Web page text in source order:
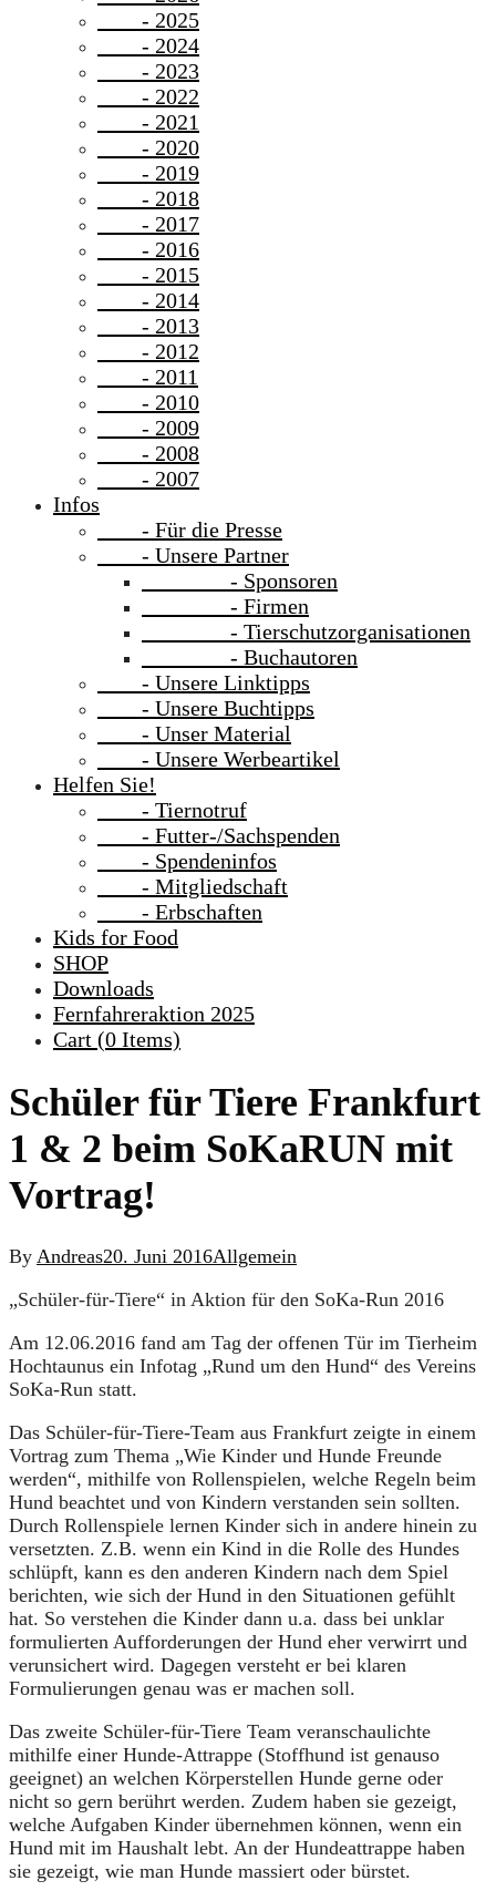
- 2025
- 2024
- 2023
- 2022
- 2021
- 2020
- 2019
- 2018
- 2017
- 2016
- 2015
- 2014
- 2013
- 2012
- 2011
- 2010
- 2009
- 2008
- 2007
Infos
- Für die Presse
- Unsere Partner
- Sponsoren
- Firmen
- Tierschutzorganisationen
- Buchautoren
- Unsere Linktipps
- Unsere Buchtipps
- Unser Material
- Unsere Werbeartikel
Helfen Sie!
- Tiernotruf
- Futter-/Sachspenden
- Spendeninfos
- Mitgliedschaft
- Erbschaften
Kids for Food
SHOP
Downloads
Fernfahreraktion 2025
Cart (0 Items)
Schüler für Tiere Frankfurt
1 & 2 beim SoKaRUN mit
Vortrag!
By Andreas20. Juni 2016Allgemein
„Schüler-für-Tiere“ in Aktion für den SoKa-Run 2016
Am 12.06.2016 fand am Tag der offenen Tür im Tierheim
Hochtaunus ein Infotag „Rund um den Hund“ des Vereins
SoKa-Run statt.
Das Schüler-für-Tiere-Team aus Frankfurt zeigte in einem
Vortrag zum Thema „Wie Kinder und Hunde Freunde
werden“, mithilfe von Rollenspielen, welche Regeln beim
Hund beachtet und von Kindern verstanden sein sollten.
Durch Rollenspiele lernen Kinder sich in andere hinein zu
versetzten. Z.B. wenn ein Kind in die Rolle des Hundes
schlüpft, kann es den anderen Kindern nach dem Spiel
berichten, wie sich der Hund in den Situationen gefühlt
hat. So verstehen die Kinder dann u.a. dass bei unklar
formulierten Aufforderungen der Hund eher verwirrt und
verunsichert wird. Dagegen versteht er bei klaren
Formulierungen genau was er machen soll.
Das zweite Schüler-für-Tiere Team veranschaulichte
mithilfe einer Hunde-Attrappe (Stoffhund ist genauso
geeignet) an welchen Körperstellen Hunde gerne oder
nicht so gern berührt werden. Zudem haben sie gezeigt,
welche Aufgaben Kinder übernehmen können, wenn ein
Hund mit im Haushalt lebt. An der Hundeattrappe haben
sie gezeigt, wie man Hunde massiert oder bürstet.